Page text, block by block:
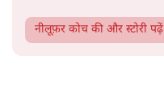
नीलूफ़र कोच की और स्टोरी पढ़ें